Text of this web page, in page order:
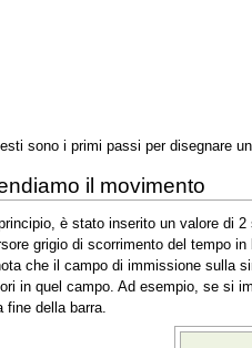
sono i primi passi per disegnare
il movimento
è stato inserito un valore di
grigio di scorrimento del tempo
che il campo di immissione sulla
in quel campo. Ad esempio, se si
fine della barra.